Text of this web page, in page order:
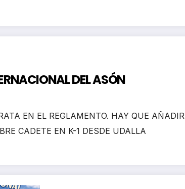
DEL ASÓN
EN EL REGLAMENTO. HAY QUE AÑADIR
CADETE EN K-1 DESDE UDALLA